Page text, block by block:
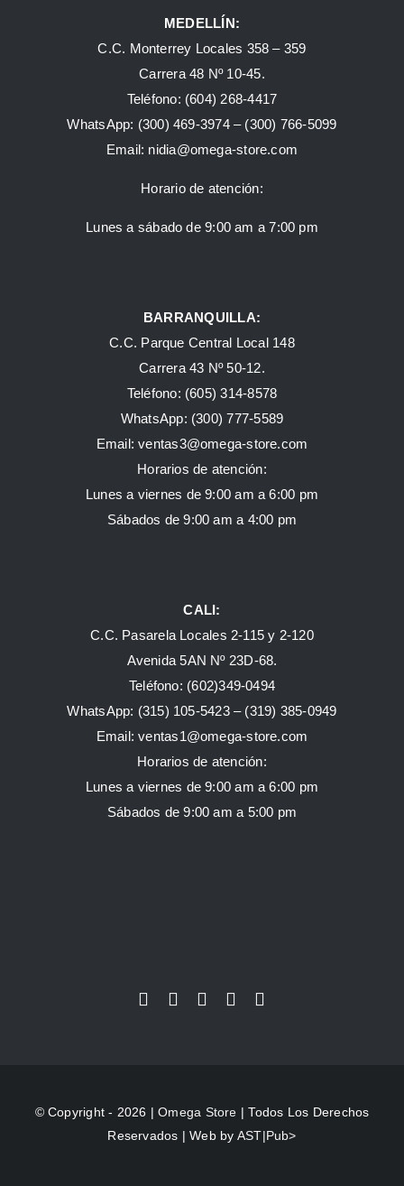
MEDELLÍN:
C.C. Monterrey Locales 358 – 359
Carrera 48 Nº 10-45.
Teléfono: (604) 268-4417
WhatsApp: (300) 469-3974 – (300) 766-5099
Email: nidia@omega-store.com
Horario de atención:
Lunes a sábado de 9:00 am a 7:00 pm
BARRANQUILLA:
C.C. Parque Central Local 148
Carrera 43 Nº 50-12.
Teléfono: (605) 314-8578
WhatsApp: (300) 777-5589
Email: ventas3@omega-store.com
Horarios de atención:
Lunes a viernes de 9:00 am a 6:00 pm
Sábados de 9:00 am a 4:00 pm
CALI:
C.C. Pasarela Locales 2-115 y 2-120
Avenida 5AN Nº 23D-68.
Teléfono: (602)349-0494
WhatsApp: (315) 105-5423 – (319) 385-0949
Email:ventas1@omega-store.com
Horarios de atención:
Lunes a viernes de 9:00 am a 6:00 pm
Sábados de 9:00 am a 5:00 pm
© Copyright - 2026 |Omega Store | Todos Los Derechos
Reservados | Web by AST|Pub>